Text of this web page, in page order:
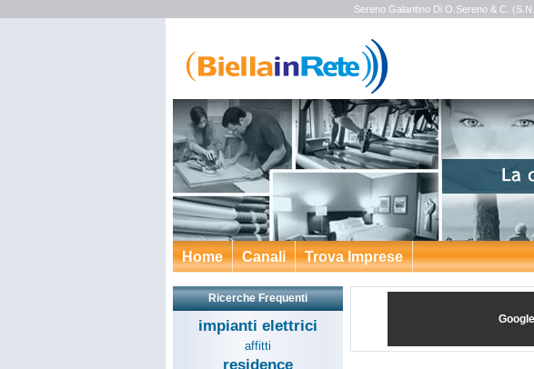
Sereno Galantino Di O.Sereno & C.
Home Canali Trova Imprese
Ricerche Frequenti
impianti elettrici
affitti
residence